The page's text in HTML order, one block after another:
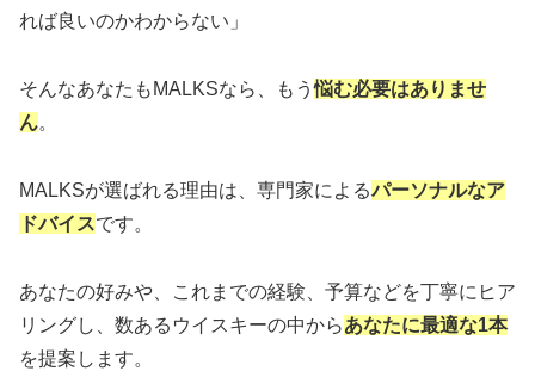
れば良いのかわからない」
そんなあなたもMALKSなら、もう悩む必要はありませ
ん。
MALKSが選ばれる理由は、専門家によるパーソナルなア
ドバイスです。
あなたの好みや、これまでの経験、予算などを丁寧にヒア
リングし、数あるウイスキーの中からあなたに最適な1本
を提案します。